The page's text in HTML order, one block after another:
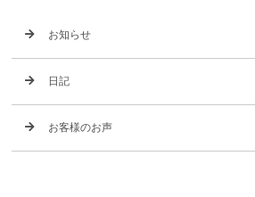
お知らせ
日記
お客様のお声